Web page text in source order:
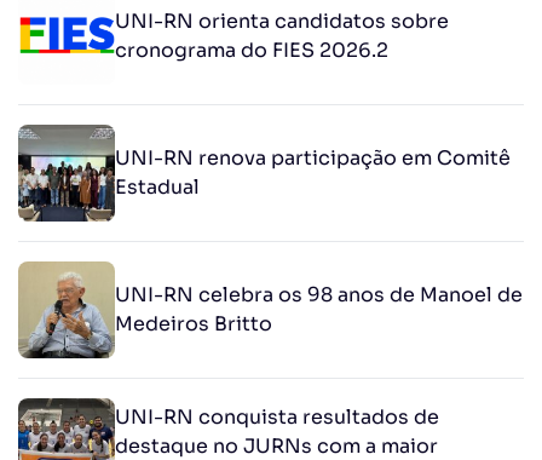
UNI-RN orienta candidatos sobre
cronograma do FIES 2026.2
UNI-RN renova participação em Comitê
Estadual
UNI-RN celebra os 98 anos de Manoel de
Medeiros Britto
UNI-RN conquista resultados de
destaque no JURNs com a maior